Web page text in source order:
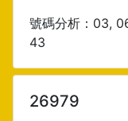
號碼分析：03,
43
26979